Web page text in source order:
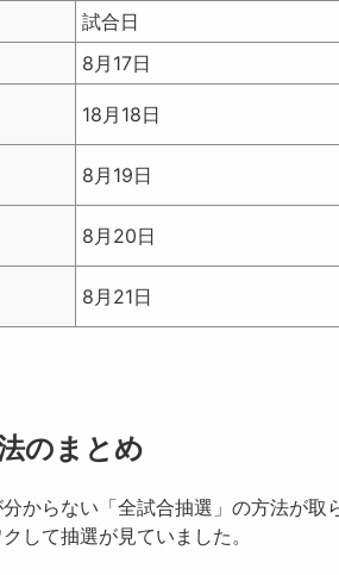
試合日
8月17日
18月18日
8月19日
8月20日
8月21日
のまとめ
からない「全試合抽選」の方法が
して抽選が見ていました。